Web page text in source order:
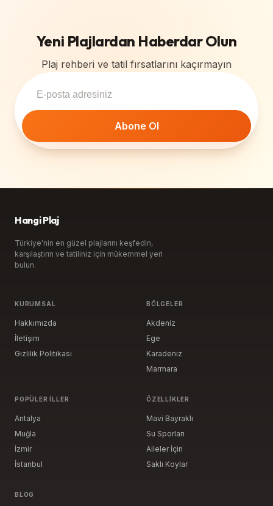
Yeni Plajlardan Haberdar Olun
Plaj rehberi ve tatil fırsatlarını kaçırmayın
Abone Ol
Hangi Plaj
Türkiye'nin en güzel plajlarını keşfedin,
karşılaştırın ve tatiliniz için mükemmel yeri
bulun.
KURUMSAL
Hakkımızda
İletişim
Gizlilik Politikası
BÖLGELER
Akdeniz
Ege
Karadeniz
Marmara
POPÜLER İLLER
Antalya
Muğla
İzmir
İstanbul
ÖZELLIKLER
Mavi Bayraklı
Su Sporları
Aileler İçin
Saklı Koylar
BLOG